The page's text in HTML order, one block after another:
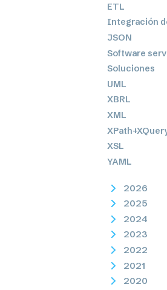
ETL
Integración
JSON
Software
Soluciones
UML
XBRL
XML
XSL
YAML
2026
2025
2024
2023
2022
2021
2020